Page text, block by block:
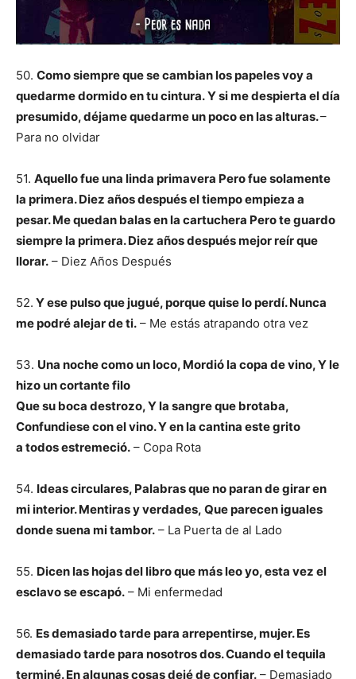
50. Como siempre que se cambian los papeles voy a
quedarme dormido en tu cintura.Y si me despierta el día
presumido, déjame quedarme un poco en las alturas.–
Para no olvidar
51. Aquello fue una linda primavera Pero fue solamente
la primera. Diez años después el tiempo empieza a
pesar. Me quedan balas en la cartuchera Pero te guardo
siempre la primera. Diez años después mejor reír que
llorar. – Diez Años Después
52. Y ese pulso que jugué, porque quise lo perdí. Nunca
me podré alejar de ti. – Me estás atrapando otra vez
53. Una noche como un loco, Mordió la copa de vino, Y le
hizo un cortante filo
Que su boca destrozo, Y la sangre que brotaba,
Confundiese con el vino. Y en la cantina este grito
a todos estremeció. – Copa Rota
54. Ideas circulares, Palabras que no paran de girar en
mi interior. Mentiras y verdades, Que parecen iguales
donde suena mi tambor. – La Puerta de al Lado
55. Dicen las hojas del libro que más leo yo, esta vez el
esclavo se escapó. – Mi enfermedad
56. Es demasiado tarde para arrepentirse, mujer. Es
demasiado tarde para nosotros dos. Cuando el tequila
terminé. En algunas cosas dejé de confiar. – Demasiado